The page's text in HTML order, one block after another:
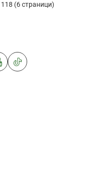
(6 страници)